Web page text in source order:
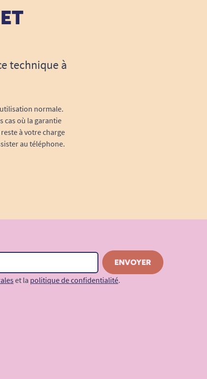
technique à
normale.
cas où la garantie
à votre charge
au téléphone.
et la politique de confidentialité.